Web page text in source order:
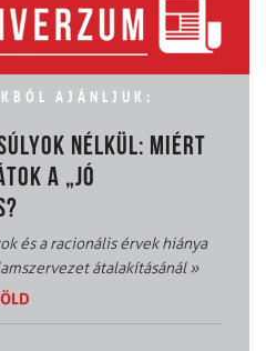
AJÁNLJUK:
NÉLKÜL: MIÉRT
A „JÓ
és a racionális érvek hiánya
átalakításánál»